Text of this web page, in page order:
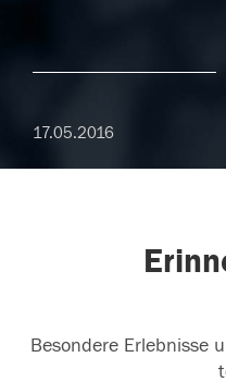
17.05.2016
Besondere Erlebnisse